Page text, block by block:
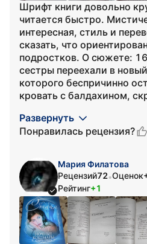
Шрифт книги довольно
читается быстро.
интересная, стиль и
сказать, что
подростков. О сюжете:
сестры переехали в
которого беспричинно
кровать с балдахином,
Развернуть
Понравилась рецензия?
Мария Филатова
Рецензий72•Оценок
Рейтинг+1